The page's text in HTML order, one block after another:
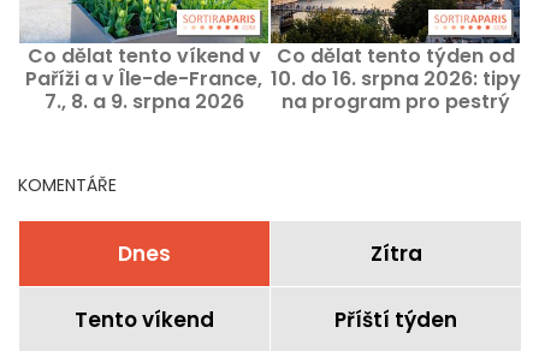
Co dělat tento víkend v
Paříži a v Île-de-France,
7., 8. a 9. srpna 2026
Co dělat tento týden od
10. do 16. srpna 2026: tipy
na program pro pestrý
KOMENTÁŘE
Dnes Zítra
Tento víkend Příští týden